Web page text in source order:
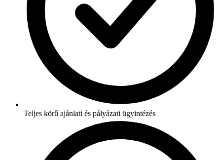
Teljes körű ajánlati és pályázati ügyintézés